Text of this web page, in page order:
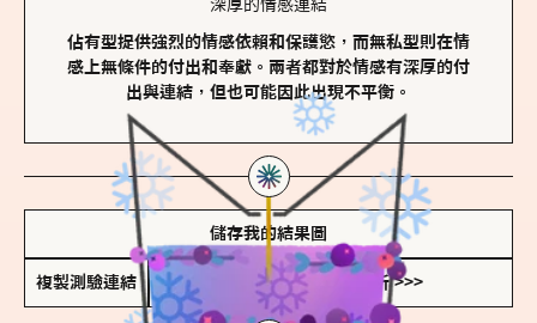
深厚的情感連結
佔有型提供強烈的情感依賴和保護慾，而無私型則在情
感上無條件的付出和奉獻。兩者都對於情感有深厚的付
出與連結，但也可能因此出現不平衡。
儲存我的結果圖
複製測驗連結 查看香氛類型全解析 >>>